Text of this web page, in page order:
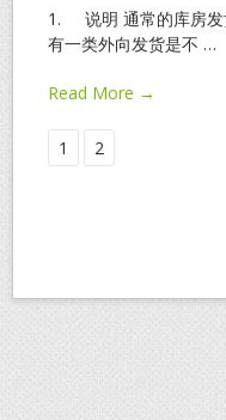
1. 说明 通常的库房发
有一类外向发货是不 …
Read More →
1 2